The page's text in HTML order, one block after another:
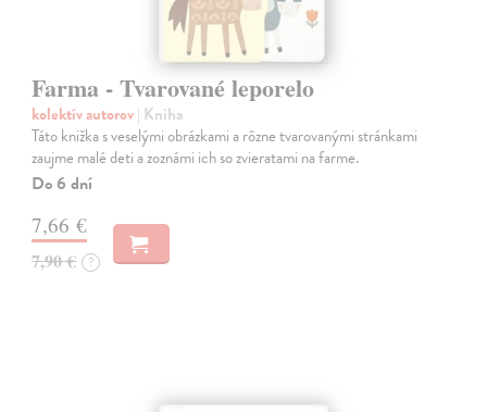
Farma - Tvarované leporelo
kolektív autorov| Kniha
Táto knižka s veselými obrázkami a rôzne tvarovanými stránkami
zaujme malé deti a zoznámi ich so zvieratami na farme.
Do 6 dní
7,66 €
7,90 € ?